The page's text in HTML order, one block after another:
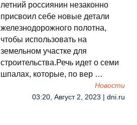
летний россиянин незаконно
присвоил себе новые детали
железнодорожного полотна,
чтобы использовать на
земельном участке для
строительства.Речь идет о семи
шпалах, которые, по вер …
Новости
03:20, Август 2, 2023 | dni.ru